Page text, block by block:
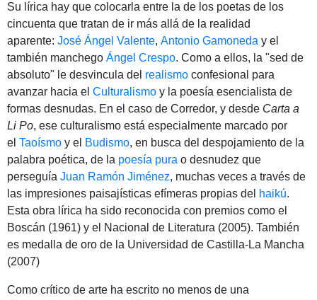
Su lírica hay que colocarla entre la de los poetas de los
cincuenta que tratan de ir más allá de la realidad
aparente: José Ángel Valente, Antonio Gamoneda y el
también manchego Ángel Crespo. Como a ellos, la "sed de
absoluto" le desvincula del realismo confesional para
avanzar hacia el Culturalismo y la poesía esencialista de
formas desnudas. En el caso de Corredor, y desde Carta a
Li Po, ese culturalismo está especialmente marcado por
el Taoísmo y el Budismo, en busca del despojamiento de la
palabra poética, de la poesía pura o desnudez que
perseguía Juan Ramón Jiménez, muchas veces a través de
las impresiones paisajísticas efímeras propias del haikú.
Esta obra lírica ha sido reconocida con premios como el
Boscán (1961) y el Nacional de Literatura (2005). También
es medalla de oro de la Universidad de Castilla-La Mancha
(2007)
Como crítico de arte ha escrito no menos de una